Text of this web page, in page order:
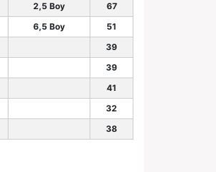
2,5 Boy
67
6,5 Boy
51
39
39
41
32
38